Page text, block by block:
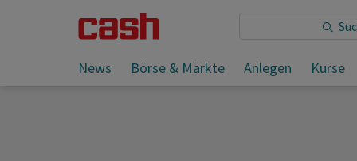
News Börse & Märkte Anlegen Kurse
Sie lesen: